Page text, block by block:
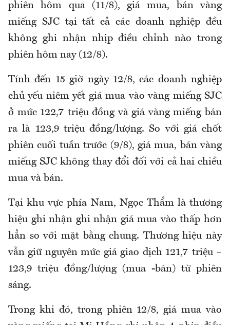
phiên hôm qua (11/8), giá mua, bán vàng
miếng SJC tại tất cả các doanh nghiệp đều
không ghi nhận nhịp điều chỉnh nào trong
phiên hôm nay (12/8).
Tính đến 15 giờ ngày 12/8, các doanh nghiệp
chủ yếu niêm yết giá mua vào vàng miếng SJC
ở mức 122,7 triệu đồng và giá vàng miếng bán
ra là 123,9 triệu đồng/lượng. So với giá chốt
phiên cuối tuần trước (9/8), giá mua, bán vàng
miếng SJC không thay đổi đối với cả hai chiều
mua và bán.
Tại khu vực phía Nam, Ngọc Thẩm là thương
hiệu ghi nhận ghi nhận giá mua vào thấp hơn
hẳn so với mặt bằng chung. Thương hiệu này
vẫn giữ nguyên mức giá giao dịch 121,7 triệu –
123,9 triệu đồng/lượng (mua -bán) từ phiên
sáng.
Trong khi đó, trong phiên 12/8, giá mua vào